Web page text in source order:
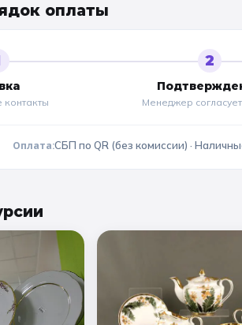
оплаты
контакты
2
Менеджер
Оплата:СБП по QR (без комиссии) ·